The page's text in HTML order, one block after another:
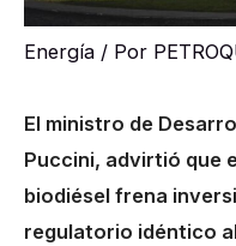
Energía / Por
El ministro de
Puccini, advirtió que
biodiésel frena
regulatorio idéntico